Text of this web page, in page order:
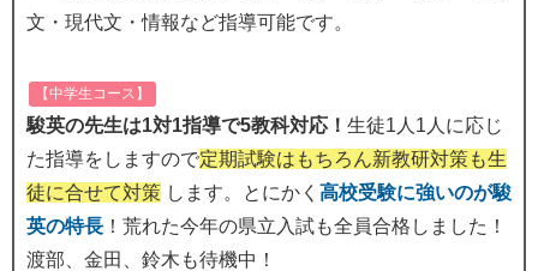
文・現代文・情報など指導可能です。
【中学生コース】
駿英の先生は1対1指導で5教科対応！ 生徒1人1人に応じ
た指導をしますので定期試験はもちろん新教研対策も生
徒に合せて対策 します。とにかく 高校受験に強いのが駿
英の特長 ！荒れた今年の県立入試も全員合格しました！
渡部、金田、鈴木も待機中！